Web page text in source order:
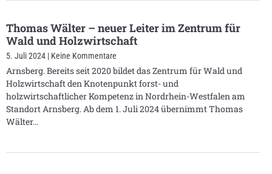
Thomas Wälter – neuer Leiter im Zentrum für
Wald und Holzwirtschaft
5. Juli 2024 Keine Kommentare
Arnsberg. Bereits seit 2020 bildet das Zentrum für Wald und
Holzwirtschaft den Knotenpunkt forst- und
holzwirtschaftlicher Kompetenz in Nordrhein-Westfalen am
Standort Arnsberg. Ab dem 1. Juli 2024 übernimmt Thomas
Wälter